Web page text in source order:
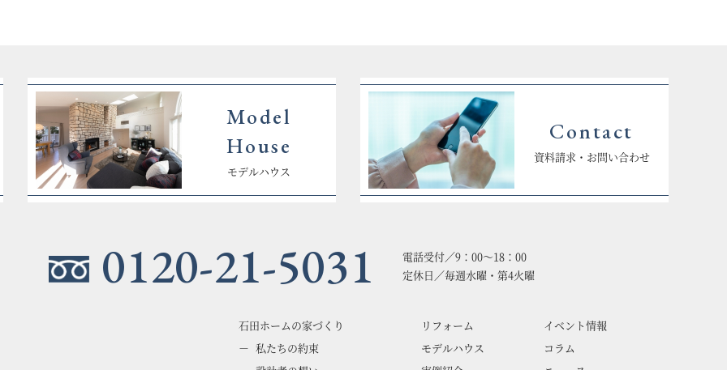
Model
House
モデルハウス
Contact
資料請求・お問い合わせ
0120-21-5031
電話受付／9：00〜18：00
定休日／毎週水曜・第4火曜
石田ホームの家づくり
私たちの約束
リフォーム
モデルハウス
イベント情報
コラム